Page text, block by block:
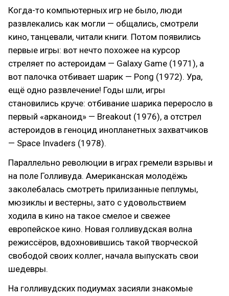
Когда-то компьютерных игр не было, люди
развлекались как могли — общались, смотрели
кино, танцевали, читали книги. Потом появились
первые игры: вот нечто похожее на курсор
стреляет по астероидам — Galaxy Game (1971), а
вот палочка отбивает шарик — Pong (1972). Ура,
ещё одно развлечение! Годы шли, игры
становились круче: отбивание шарика переросло в
первый «арканоид» — Breakout (1976), а отстрел
астероидов в геноцид инопланетных захватчиков
— Space Invaders (1978).
Параллельно революции в играх гремели взрывы и
на поле Голливуда. Американская молодёжь
заколебалась смотреть прилизанные пеплумы,
мюзиклы и вестерны, зато с удовольствием
ходила в кино на такое смелое и свежее
европейское кино. Новая голливудская волна
режиссёров, вдохновившись такой творческой
свободой своих коллег, начала выпускать свои
шедевры.
На голливудских подиумах засияли знакомые